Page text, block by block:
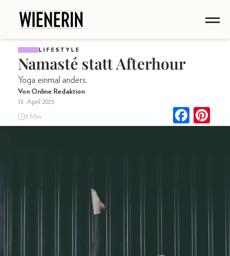
LIFESTYLE
Namasté statt Afterhour
Yoga einmal anders.
Von Online Redaktion
13. April 2023
3 Min.